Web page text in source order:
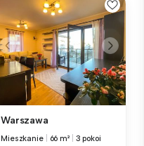
Warszawa
Mieszkanie 66 m² 3 pokoi